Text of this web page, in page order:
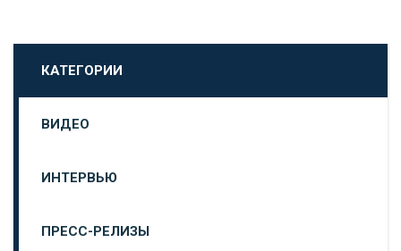
КАТЕГОРИИ
ВИДЕО
ИНТЕРВЬЮ
ПРЕСС-РЕЛИЗЫ